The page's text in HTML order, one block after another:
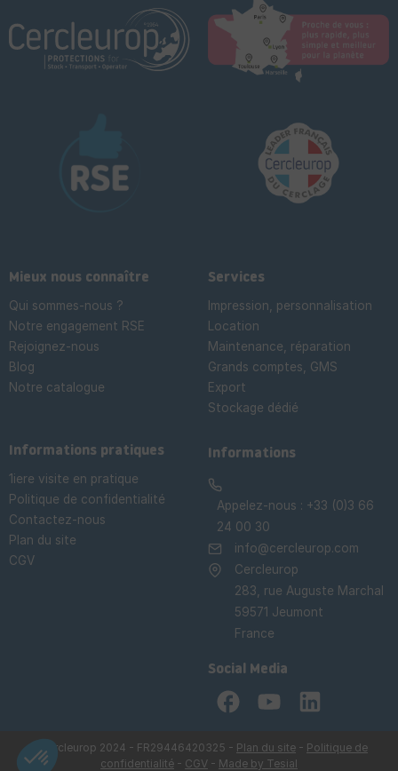
Mieux nous connaître
Qui sommes-nous ?
Notre engagement RSE
Rejoignez-nous
Blog
Notre catalogue
Services
Impression, personnalisation
Location
Maintenance, réparation
Grands comptes, GMS
Export
Stockage dédié
Informations pratiques
1iere visite en pratique
Politique de confidentialité
Contactez-nous
Plan du site
CGV
Informations
Appelez-nous : +33 (0)3 66
24 00 30
info@cercleurop.com
Cercleurop
283, rue Auguste Marchal
59571 Jeumont
France
Social Media
©Cercleurop 2024 - FR29446420325 - Plan du site - Politique de
confidentialité - CGV - Made by Tesial